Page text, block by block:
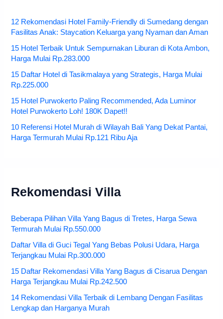
12 Rekomendasi Hotel Family-Friendly di Sumedang dengan
Fasilitas Anak: Staycation Keluarga yang Nyaman dan Aman
15 Hotel Terbaik Untuk Sempurnakan Liburan di Kota Ambon,
Harga Mulai Rp.283.000
15 Daftar Hotel di Tasikmalaya yang Strategis, Harga Mulai
Rp.225.000
15 Hotel Purwokerto Paling Recommended, Ada Luminor
Hotel Purwokerto Loh! 180K Dapet!!
10 Referensi Hotel Murah di Wilayah Bali Yang Dekat Pantai,
Harga Termurah Mulai Rp.121 Ribu Aja
Rekomendasi Villa
Beberapa Pilihan Villa Yang Bagus di Tretes, Harga Sewa
Termurah Mulai Rp.550.000
Daftar Villa di Guci Tegal Yang Bebas Polusi Udara, Harga
Terjangkau Mulai Rp.300.000
15 Daftar Rekomendasi Villa Yang Bagus di Cisarua Dengan
Harga Terjangkau Mulai Rp.242.500
14 Rekomendasi Villa Terbaik di Lembang Dengan Fasilitas
Lengkap dan Harganya Murah